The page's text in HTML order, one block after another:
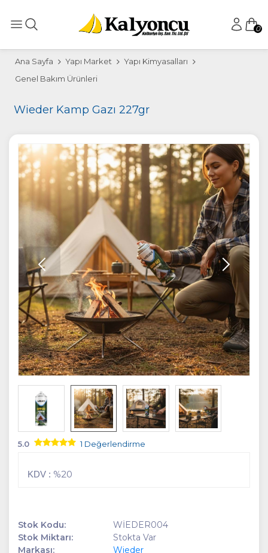
0
Ana Sayfa Yapı Market
Yapı Kimyasalları
Genel Bakım Ürünleri
Wieder Kamp Gazı 227gr
5.0 1 Değerlendirme
KDV : %20
Stok Kodu:
WİEDER004
Stok Miktarı:
Stokta Var
Markası:
Wieder